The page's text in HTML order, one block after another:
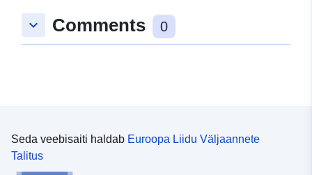
keyboard_arrow_down Comments 0
Seda veebisaiti haldab Euroopa Liidu Väljaannete
Talitus